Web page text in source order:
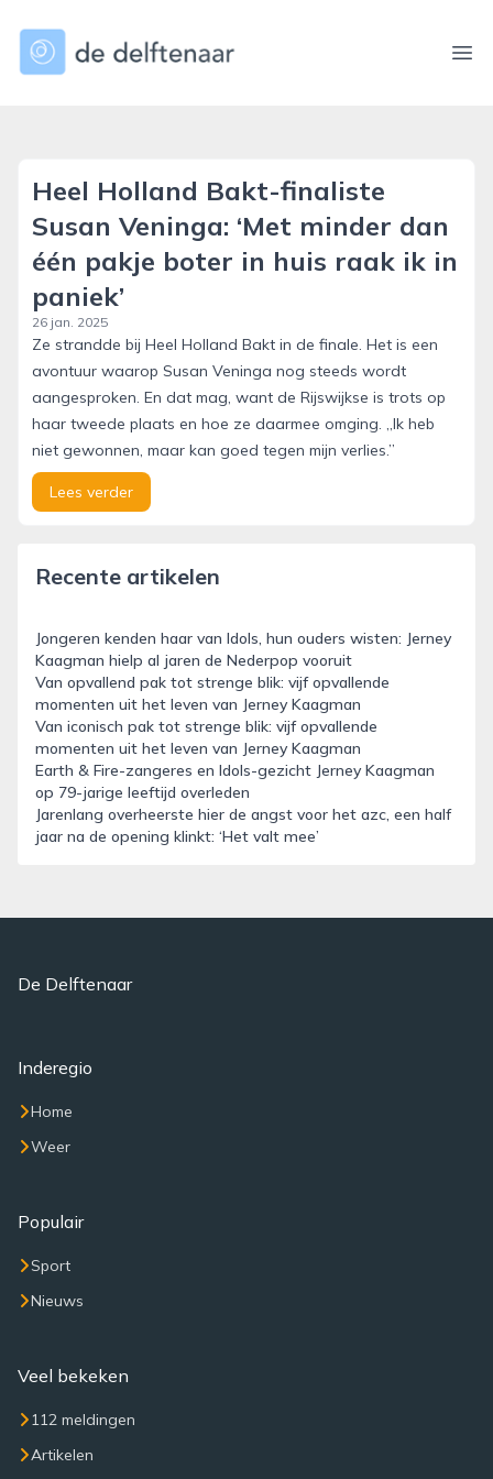
dedelftenaar.nl
Heel Holland Bakt-finaliste
Susan Veninga: ‘Met minder dan
één pakje boter in huis raak ik in
paniek’
26 jan. 2025
Ze strandde bij Heel Holland Bakt in de finale. Het is een
avontuur waarop Susan Veninga nog steeds wordt
aangesproken. En dat mag, want de Rijswijkse is trots op
haar tweede plaats en hoe ze daarmee omging. ,,Ik heb
niet gewonnen, maar kan goed tegen mijn verlies.’’
Lees verder
Recente artikelen
Jongeren kenden haar van Idols, hun ouders wisten: Jerney
Kaagman hielp al jaren de Nederpop vooruit
Van opvallend pak tot strenge blik: vijf opvallende
momenten uit het leven van Jerney Kaagman
Van iconisch pak tot strenge blik: vijf opvallende
momenten uit het leven van Jerney Kaagman
Earth & Fire-zangeres en Idols-gezicht Jerney Kaagman
op 79-jarige leeftijd overleden
Jarenlang overheerste hier de angst voor het azc, een half
jaar na de opening klinkt: ‘Het valt mee’
De Delftenaar
Inderegio
Home
Weer
Populair
Sport
Nieuws
Veel bekeken
112 meldingen
Artikelen